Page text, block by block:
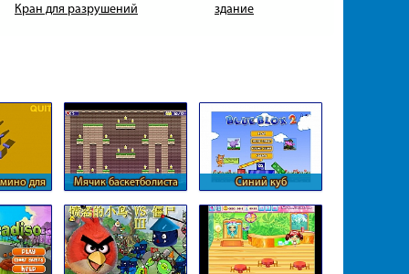
Кран для разрушений
здание
для
Мячик баскетболиста Синий куб